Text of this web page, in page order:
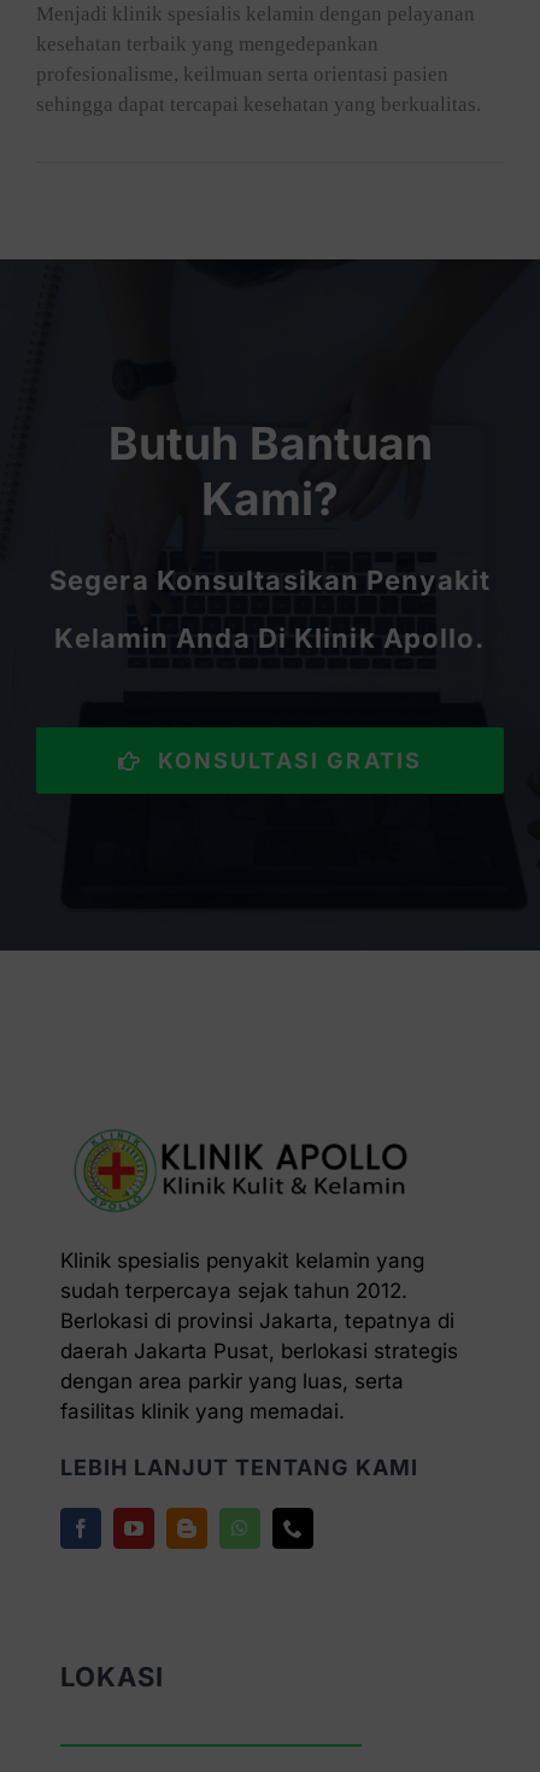
Menjadi klinik spesialis kelamin dengan pelayanan
kesehatan terbaik yang mengedepankan
profesionalisme, keilmuan serta orientasi pasien
sehingga dapat tercapai kesehatan yang berkualitas.
Butuh Bantuan
Kami?
Segera Konsultasikan Penyakit
Kelamin Anda Di Klinik Apollo.
KONSULTASI GRATIS
Klinik spesialis penyakit kelamin yang
sudah terpercaya sejak tahun 2012.
Berlokasi di provinsi Jakarta, tepatnya di
daerah Jakarta Pusat, berlokasi strategis
dengan area parkir yang luas, serta
fasilitas klinik yang memadai.
LEBIH LANJUT TENTANG KAMI
LOKASI